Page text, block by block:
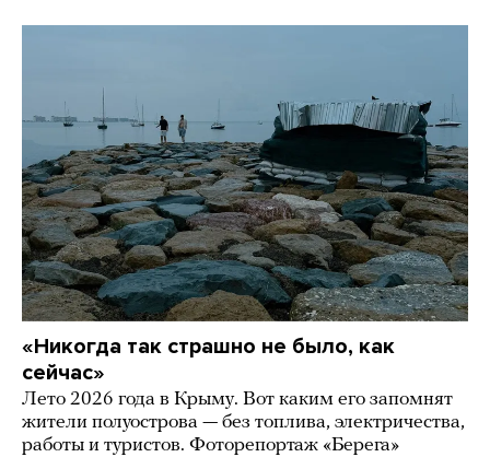
«Никогда так страшно не было, как
сейчас»
Лето 2026 года в Крыму. Вот каким его запомнят
жители полуострова — без топлива, электричества,
работы и туристов. Фоторепортаж «Берега»